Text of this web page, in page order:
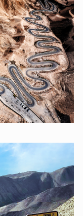
”，絕對能給你帶
一條交通要道，更
日走過所有彎路，
數旅人的心聲。駕
術的考驗，而當你
景，便是最好的獎